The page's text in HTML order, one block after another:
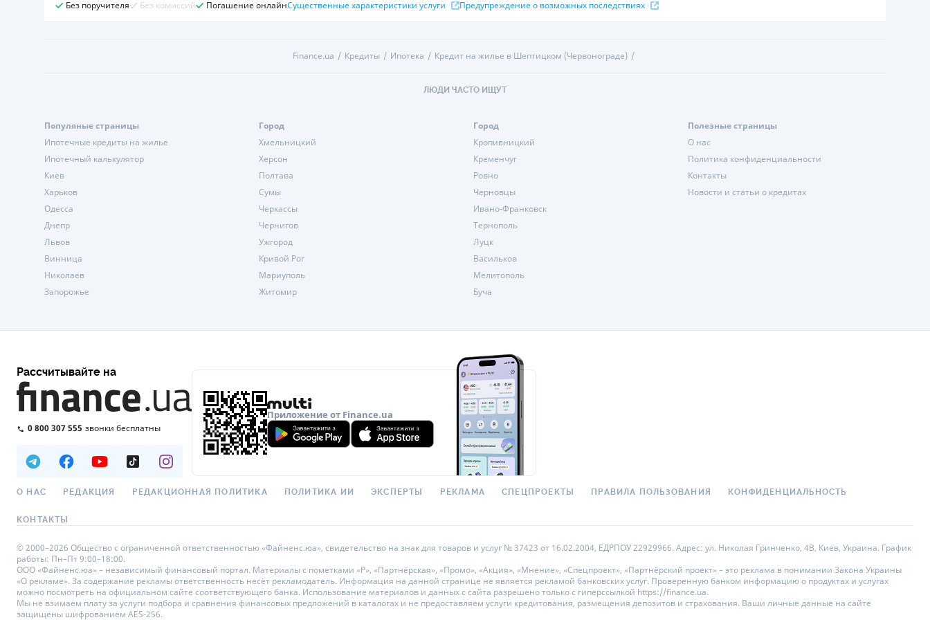
Без поручителя Без комиссий Погашение онлайнСущественные характеристики услуги Предупреждение о возможных последствиях
Finance.ua Кредиты Ипотека Кредит на жилье в Шептицком (Червонограде)
ЛЮДИ ЧАСТО ИЩУТ
Популяные страницы
Ипотечные кредиты на жилье
Ипотечный калькулятор
Киев
Харьков
Одесса
Днепр
Львов
Винница
Николаев
Запорожье
Город
Хмельницкий
Херсон
Полтава
Сумы
Черкассы
Чернигов
Ужгород
Кривой Рог
Мариуполь
Житомир
Город
Кропивницкий
Кременчуг
Ровно
Черновцы
Ивано-Франковск
Тернополь
Луцк
Васильков
Мелитополь
Буча
Полезные страницы
О нас
Политика конфиденциальности
Контакты
Новости и статьи о кредитах
Рассчитывайте на
0 800 307 555 звонки бесплатны
Приложение от Finance.ua
О НАС РЕДАКЦИЯ РЕДАКЦИОННАЯ ПОЛИТИКА ПОЛИТИКА ИИ ЭКСПЕРТЫ РЕКЛАМА СПЕЦПРОЕКТЫ ПРАВИЛА ПОЛЬЗОВАНИЯ КОНФИДЕНЦИАЛЬНОСТЬ
КОНТАКТЫ
© 2000–2026 Общество с ограниченной ответственностью «Файненс.юа», свидетельство на знак для товаров и услуг № 37423 от 16.02.2004, ЕДРПОУ 22929966. Адрес: ул. Николая Гринченко, 4В, Киев, Украина. График
работы: Пн–Пт 9:00–18:00.
ООО «Файненс.юа» – независимый финансовый портал. Материалы с пометками «Р», «Партнёрская», «Промо», «Акция», «Мнение», «Спецпроект», «Партнёрский проект» – это реклама в понимании Закона Украины
«О рекламе». За содержание рекламы ответственность несёт рекламодатель. Информация на данной странице не является рекламой банковских услуг. Проверенную банком информацию о продуктах и услугах
можно посмотреть на официальном сайте соответствующего банка. Использование материалов и данных с сайта разрешено только с гиперссылкой https://finance.ua.
Мы не взимаем плату за услуги подбора и сравнения финансовых предложений в каталогах и не предоставляем услуги кредитования, размещения депозитов и страхования. Ваши личные данные на сайте
защищены шифрованием AES-256.